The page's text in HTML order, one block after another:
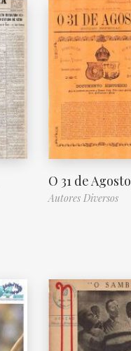
O 31 de Agosto
Autores Diversos